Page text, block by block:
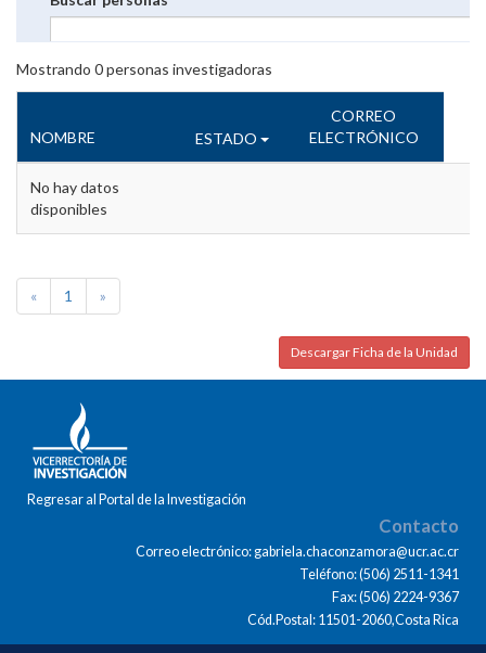
Mostrando 0personas investigadoras
NOMBRE ESTADO
CORREO
ELECTRÓNICO
No hay datos
disponibles
« 1 »
Descargar Ficha de la Unidad
Regresar al Portal de la Investigación
Contacto
Correo electrónico: gabriela.chaconzamora@ucr.ac.cr
Teléfono: (506) 2511-1341
Fax: (506) 2224-9367
Cód.Postal: 11501-2060,Costa Rica